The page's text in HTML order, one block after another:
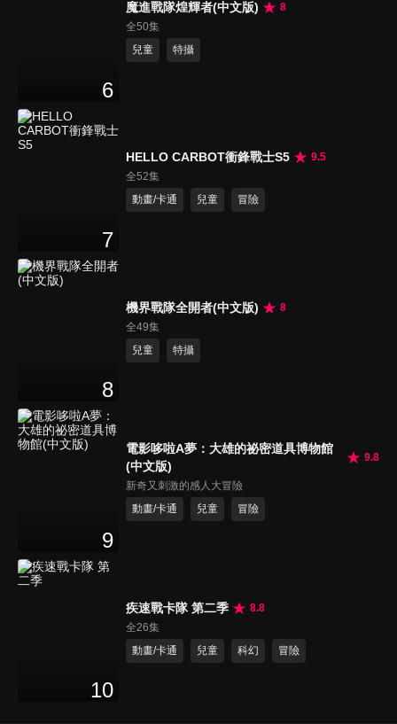
6
魔進戰隊煌輝者(中文版)
8
全50集
兒童
特攝
7
HELLO CARBOT衝鋒戰士S5
9.5
全52集
動畫/卡通
兒童 冒險
8
機界戰隊全開者(中文版)
8
全49集
兒童
特攝
9
電影哆啦A夢：大雄的祕密道具博物館
(中文版)
9.8
新奇又刺激的感人大冒險
動畫/卡通
兒童 冒險
10
疾速戰卡隊 第二季
8.8
全26集
動畫/卡通
兒童 科幻 冒險